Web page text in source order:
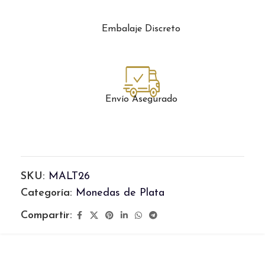
Embalaje Discreto
Envío Asegurado
SKU: MALT26
Categoría: Monedas de Plata
Compartir: